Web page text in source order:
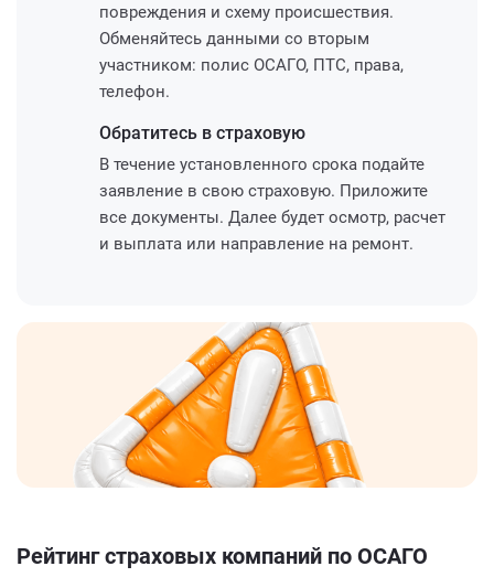
повреждения и схему происшествия.
Обменяйтесь данными со вторым
участником: полис ОСАГО, ПТС, права,
телефон.
Обратитесь в страховую
В течение установленного срока подайте
заявление в свою страховую. Приложите
все документы. Далее будет осмотр, расчет
и выплата или направление на ремонт.
Рейтинг страховых компаний по ОСАГО